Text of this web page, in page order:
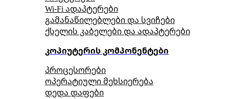
Wi-Fi ადაპტერები
გამანაწილებლები და სვიჩები
ქსელის კაბელები და ადაპტერები
კოპიუტერის კომპონენტები
პროცესორები
ოპერატიული მეხსიერება
დედა დაფები